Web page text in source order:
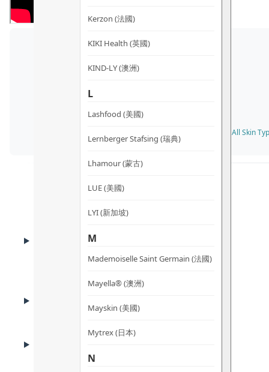
Kerzon (法國)
KIKI Health (英國)
KIND-LY (澳洲)
L
Lashfood (美國)
Lernberger Stafsing (瑞典)
Lhamour (蒙古)
LUE (美國)
LYI (新加坡)
M
Mademoiselle Saint Germain (法國)
Mayella® (澳洲)
Mayskin (美國)
Mytrex (日本)
N
✓ 所有膚質 All Skin
HOW TO USE